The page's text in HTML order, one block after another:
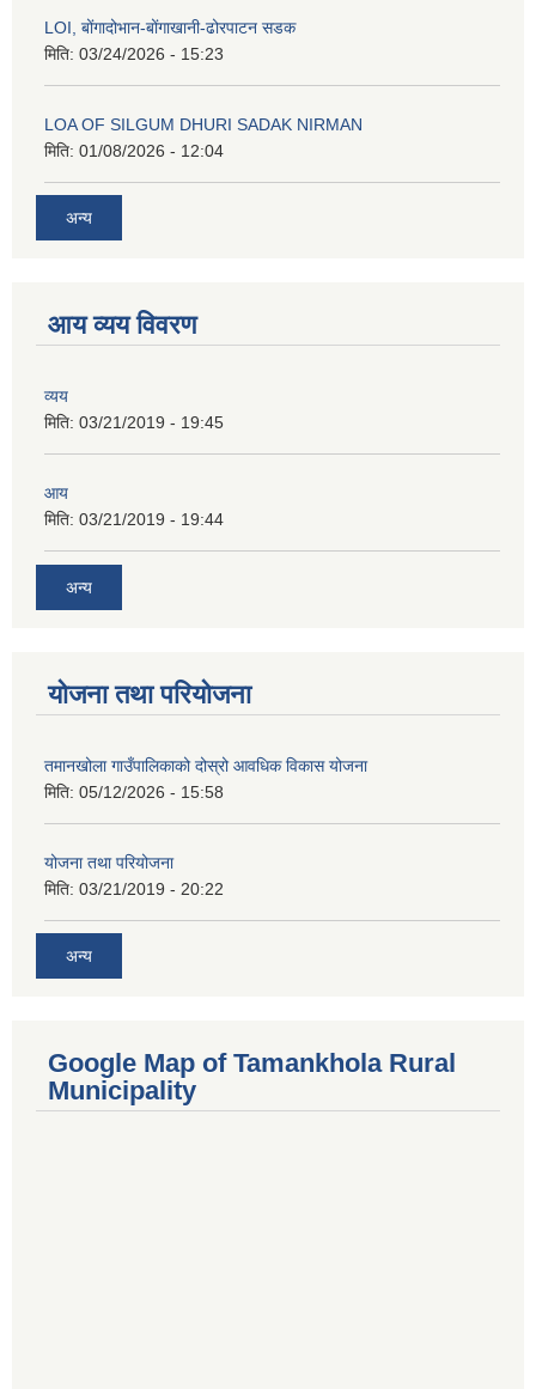
LOI, बोंगादोभान-बोंगाखानी-ढोरपाटन सडक
मिति: 03/24/2026 - 15:23
LOA OF SILGUM DHURI SADAK NIRMAN
मिति: 01/08/2026 - 12:04
अन्य
आय व्यय विवरण
व्यय
मिति: 03/21/2019 - 19:45
आय
मिति: 03/21/2019 - 19:44
अन्य
योजना तथा परियोजना
तमानखोला गाउँपालिकाको दोस्रो आवधिक विकास योजना
मिति: 05/12/2026 - 15:58
योजना तथा परियोजना
मिति: 03/21/2019 - 20:22
अन्य
Google Map of Tamankhola Rural
Municipality